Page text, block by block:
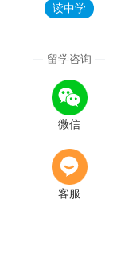
读中学
留学咨询
微信
客服